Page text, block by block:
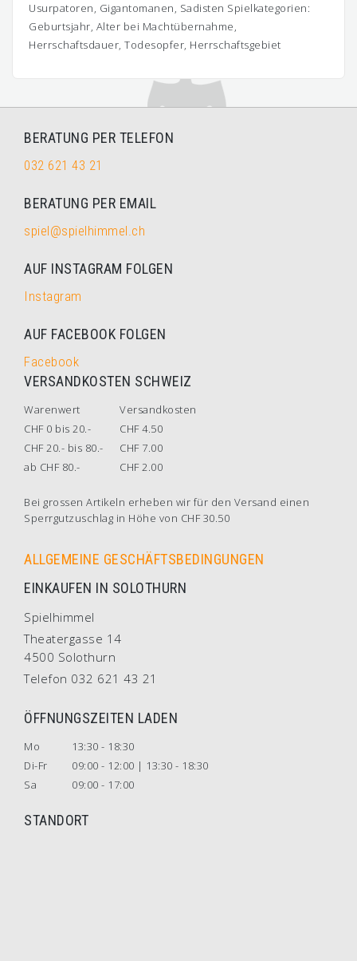
Usurpatoren, Gigantomanen, Sadisten Spielkategorien:
Geburtsjahr, Alter bei Machtübernahme,
Herrschaftsdauer, Todesopfer, Herrschaftsgebiet
BERATUNG PER TELEFON
032 621 43 21
BERATUNG PER EMAIL
spiel@spielhimmel.ch
AUF INSTAGRAM FOLGEN
Instagram
AUF FACEBOOK FOLGEN
Facebook
VERSANDKOSTEN SCHWEIZ
Warenwert
Versandkosten
CHF 0 bis 20.-
CHF 4.50
CHF 20.- bis 80.-
CHF 7.00
ab CHF 80.-
CHF 2.00
Bei grossen Artikeln erheben wir für den Versand einen
Sperrgutzuschlag in Höhe von CHF 30.50
ALLGEMEINE GESCHÄFTSBEDINGUNGEN
EINKAUFEN IN SOLOTHURN
Spielhimmel
Theatergasse 14
4500 Solothurn
Telefon 032 621 43 21
ÖFFNUNGSZEITEN LADEN
Mo
13:30 - 18:30
Di-Fr
09:00 - 12:00 | 13:30 - 18:30
Sa
09:00 - 17:00
STANDORT